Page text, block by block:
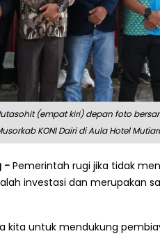
(empat kiri) depan foto
KONI Dairi di Aula Hotel
- Pemerintah rugi jika tidak
investasi dan merupakan
kita untuk mendukung